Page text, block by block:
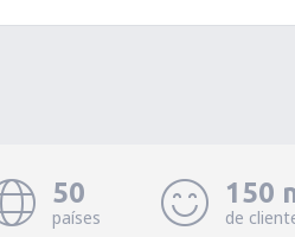
50
países
150
de